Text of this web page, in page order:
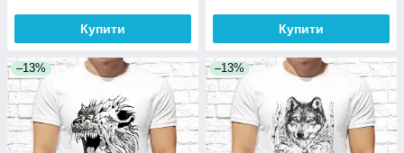
Купити Купити
–13% –13%